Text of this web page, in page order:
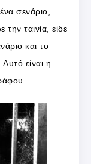
σενάριο,
ταινία, είδε
και το
είναι η